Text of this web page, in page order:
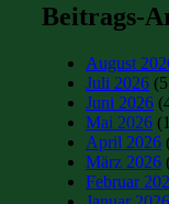
Beitrags-
August
Juli 2026
Juni 2026
Mai 2026
April 2026
März 2026
Februar